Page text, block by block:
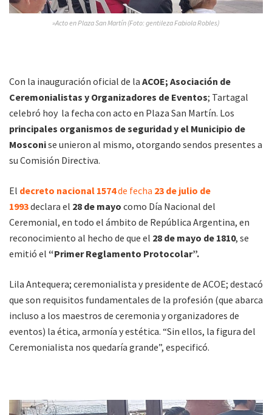
»Acto en Plaza San Martín (Foto: gentileza Fabiola Robles)
Con la inauguración oficial de la ACOE; Asociación de
Ceremonialistas y Organizadores de Eventos; Tartagal
celebró hoy la fecha con acto en Plaza San Martín. Los
principales organismos de seguridad y el Municipio de
Mosconise unieron al mismo, otorgando sendos presentes a
su Comisión Directiva.
El decreto nacional 1574de fecha 23 de julio de
1993declara el 28 de mayo como Día Nacional del
Ceremonial, en todo el ámbito de República Argentina, en
reconocimiento al hecho de que el 28 de mayo de 1810, se
emitió el “Primer Reglamento Protocolar”.
Lila Antequera; ceremonialista y presidente de ACOE; destacó
que son requisitos fundamentales de la profesión (que abarca
incluso a los maestros de ceremonia y organizadores de
eventos) la ética, armonía y estética. “Sin ellos, la figura del
Ceremonialista nos quedaría grande”, especificó.